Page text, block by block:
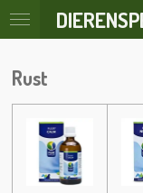
Ga
direct
de
Rust